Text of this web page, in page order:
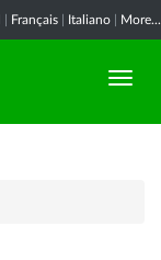
Français Italiano More...